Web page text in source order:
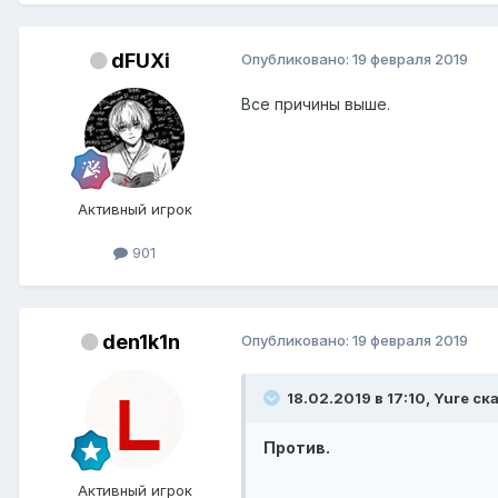
dFUXi
Активный игрок
901
Опубликовано: 19 февраля 2019
Все причины выше.
den1k1n
Активный игрок
Опубликовано: 19 февраля 2019
18.02.2019 в 17:10, Yure
Против.